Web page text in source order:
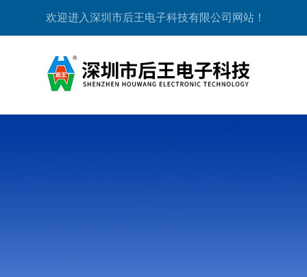
欢迎进入深圳市后王电子科技有限公司网站！